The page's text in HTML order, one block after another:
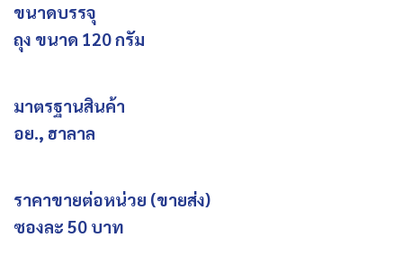
ขนาดบรรจุ
ถุง ขนาด 120 กรัม
มาตรฐานสินค้า
อย., ฮาลาล
ราคาขายต่อหน่วย (ขายส่ง)
ซองละ 50 บาท